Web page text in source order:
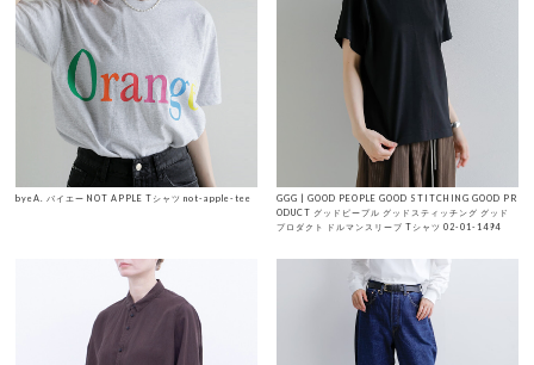
byeA. バイエー NOT APPLE Tシャツ not-apple-tee
GGG | GOOD PEOPLE GOOD STITCHING GOOD PR
ODUCT グッドピープル グッドスティッチング グッド
プロダクト ドルマンスリーブ Tシャツ 02-01-1494